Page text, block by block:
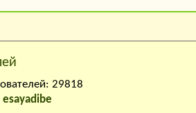
29818
esayadibe